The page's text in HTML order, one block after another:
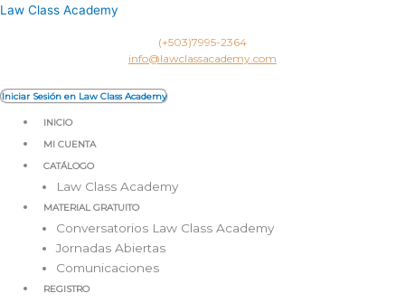
IrLaw Class Academy
(+503)7995-2364
info@lawclassacademy.com
Iniciar Sesión en Law Class Academy
INICIO
MI CUENTA
CATÁLOGO
Law Class Academy
MATERIAL GRATUITO
Conversatorios Law Class Academy
Jornadas Abiertas
Comunicaciones
REGISTRO